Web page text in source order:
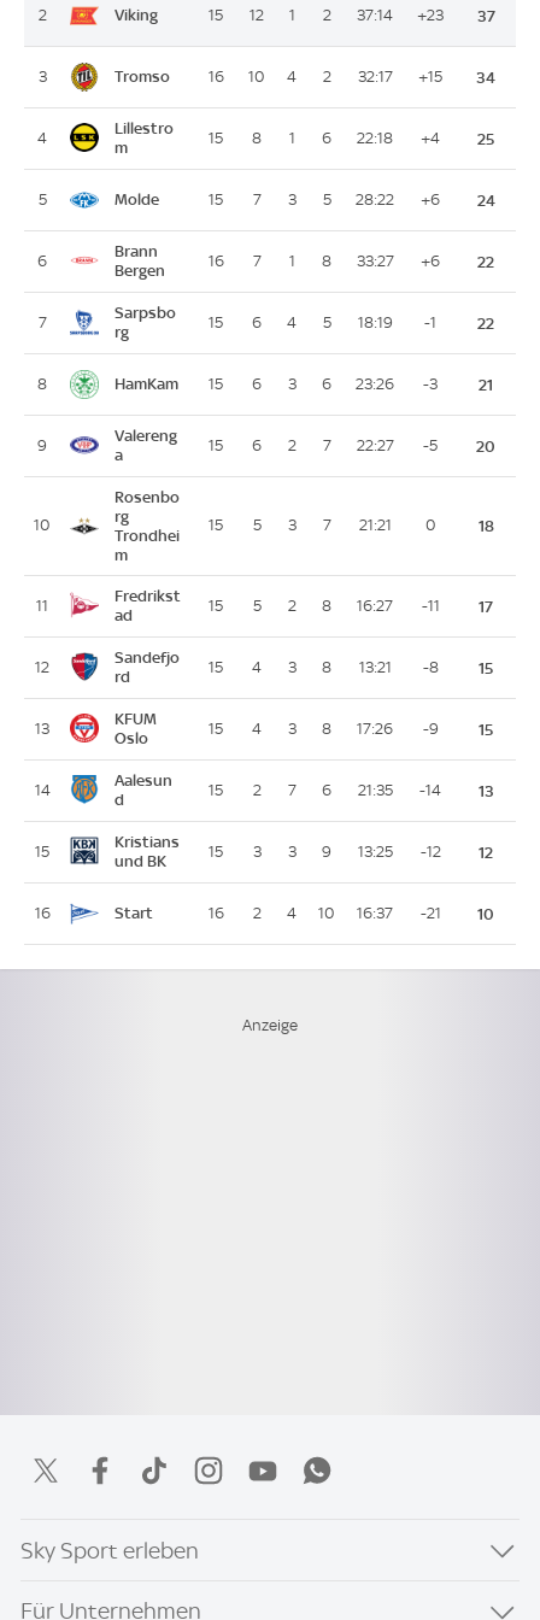
2 Viking 15 12 1 2 37:14 +23 37
3 Tromso 16 10 4 2 32:17 +15 34
4
Lillestro
m
15 8 1 6 22:18 +4 25
5 Molde 15 7 3 5 28:22 +6 24
6
Brann
Bergen
16 7 1 8 33:27 +6 22
7
Sarpsbo
rg
15 6 4 5 18:19 -1 22
8 HamKam 15 6 3 6 23:26 -3 21
9
Valereng
a
15 6 2 7 22:27 -5 20
10
Rosenbo
rg
Trondhei
m
15 5 3 7 21:21 0 18
11
Fredrikst
ad
15 5 2 8 16:27 -11 17
12
Sandefjo
rd
15 4 3 8 13:21 -8 15
13
KFUM
Oslo
15 4 3 8 17:26 -9 15
14
Aalesun
d
15 2 7 6 21:35 -14 13
15
Kristians
und BK
15 3 3 9 13:25 -12 12
16 Start 16 2 4 10 16:37 -21 10
Sky Sport erleben
Für Unternehmen